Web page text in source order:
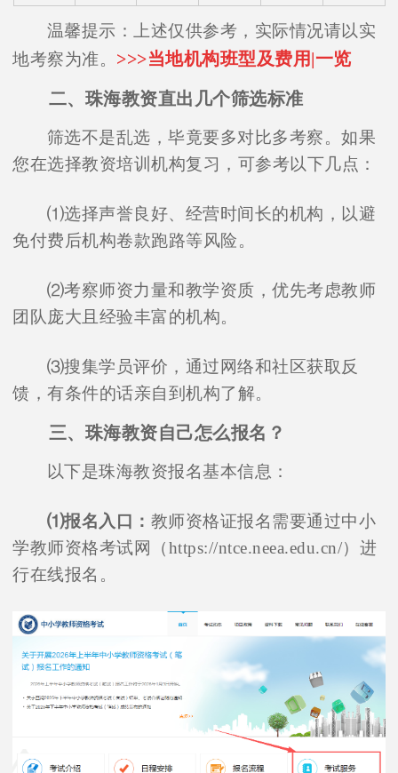
温馨提示：上述仅供参考，实际情况请以实
地考察为准。 >>>当地机构班型及费用|一览
二、珠海教资直出几个筛选标准
筛选不是乱选，毕竟要多对比多考察。如果
您在选择教资培训机构复习，可参考以下几点：
⑴选择声誉良好、经营时间长的机构，以避
免付费后机构卷款跑路等风险。
⑵考察师资力量和教学资质，优先考虑教师
团队庞大且经验丰富的机构。
⑶搜集学员评价，通过网络和社区获取反
馈，有条件的话亲自到机构了解。
三、珠海教资自己怎么报名？
以下是珠海教资报名基本信息：
⑴报名入口： 教师资格证报名需要通过中小
学教师资格考试网（https://ntce.neea.edu.cn/）进
行在线报名。